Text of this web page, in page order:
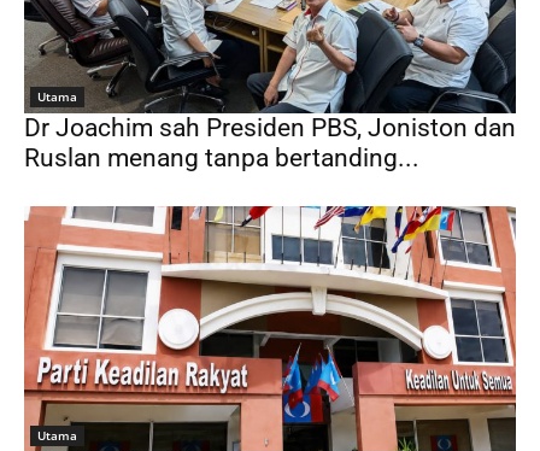
Utama
Dr Joachim sah Presiden PBS, Joniston dan
Ruslan menang tanpa bertanding...
Utama